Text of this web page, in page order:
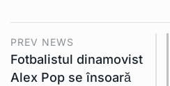
PREV NEWS
Fotbalistul dinamovist
Alex Pop se însoară